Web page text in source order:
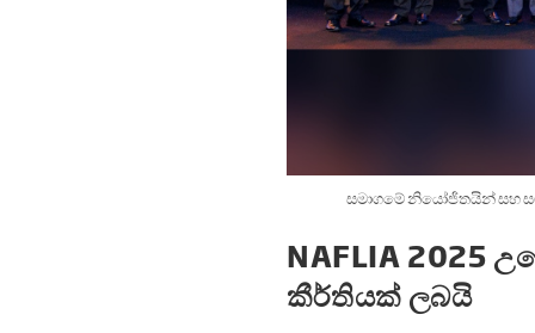
සමාගමේ නියෝජිතයින් සහ
NAFLIA 2025
කීර්තියක් ලබයි